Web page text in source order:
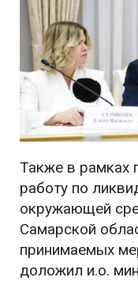
Также в рамках
работу по
окружающей
Самарской
принимаемых
доложил и.о.